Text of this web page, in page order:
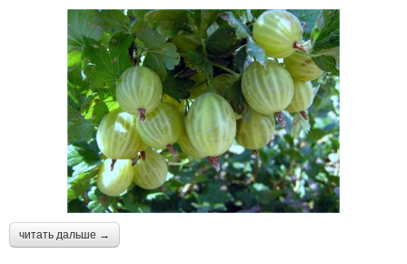
читать дальше →